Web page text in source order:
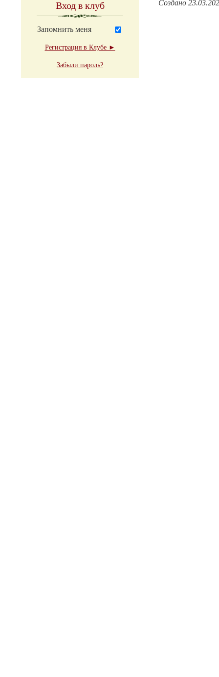
Вход в клуб
Запомнить меня
Регистрация в Клубе ►
Забыли пароль?
Создано